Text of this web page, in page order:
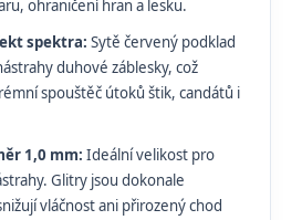
ohraničení hran a lesku.
spektra: Sytě červený podklad
duhové záblesky, což
spouštěč útoků štik, candátů i
1,0 mm: Ideální velikost pro
Glitry jsou dokonale
vláčnost ani přirozený chod